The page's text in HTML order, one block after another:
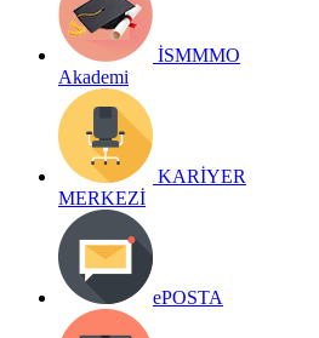
İSMMMO
Akademi
KARİYER
MERKEZİ
ePOSTA